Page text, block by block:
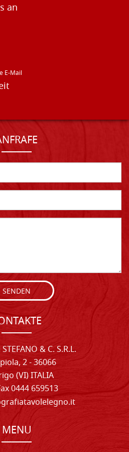
an
E-Mail
SENDEN
& C. S.R.L.
2 - 36066
(VI) ITALIA
0444 659513
MENU